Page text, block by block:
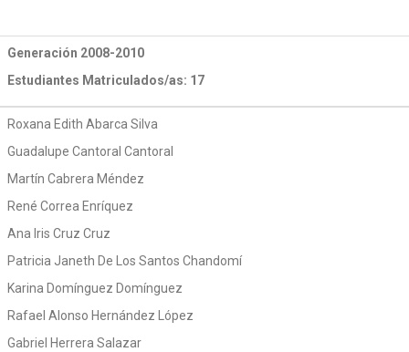
Generación 2008-2010
Estudiantes Matriculados/as: 17
Roxana Edith Abarca Silva
Guadalupe Cantoral Cantoral
Martín Cabrera Méndez
René Correa Enríquez
Ana Iris Cruz Cruz
Patricia Janeth De Los Santos Chandomí
Karina Domínguez Domínguez
Rafael Alonso Hernández López
Gabriel Herrera Salazar